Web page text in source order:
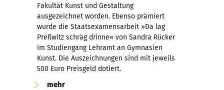
Fakultät Kunst und Gestaltung
ausgezeichnet worden. Ebenso prämiert
wurde die Staatsexamensarbeit »Da lag
Preßwitz schräg drinne« von Sandra Rücker
im Studiengang Lehramt an Gymnasien
Kunst. Die Auszeichnungen sind mit jeweils
500 Euro Preisgeld dotiert.
mehr